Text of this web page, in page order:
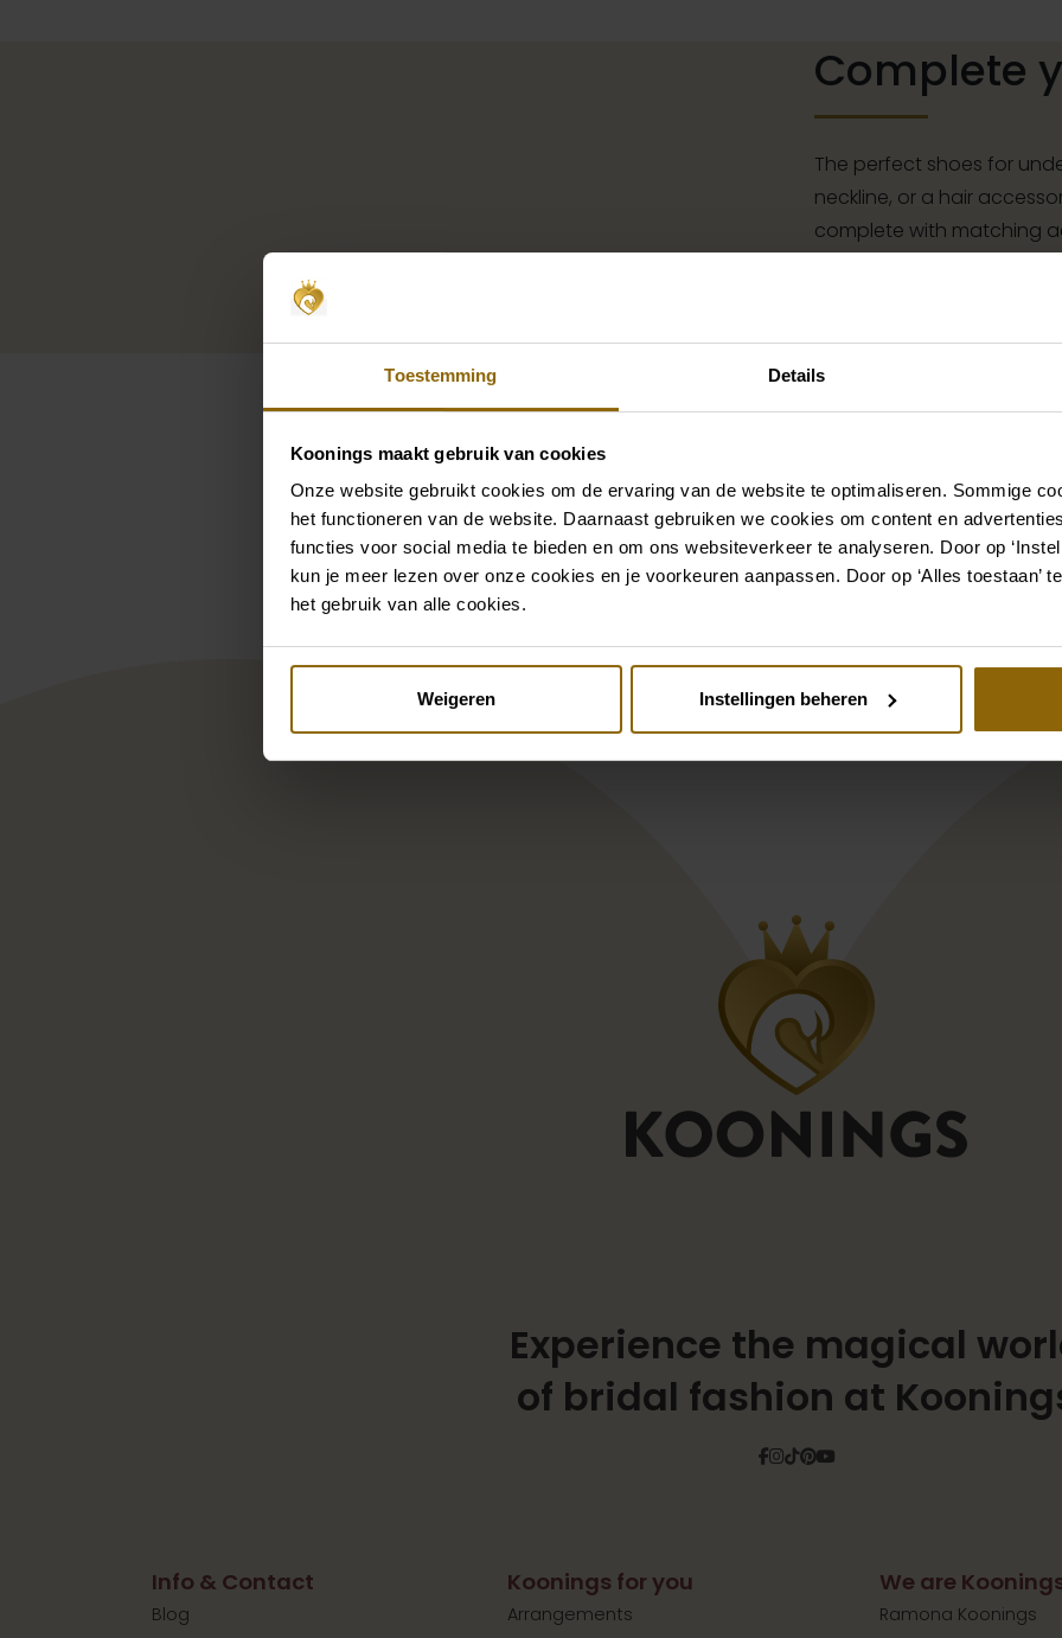
Toestemming Details
Koonings maakt gebruik van cookies
Onze website gebruikt cookies om de ervaring van de website te optimaliseren. Sommige
het functioneren van de website. Daarnaast gebruiken we cookies om content en
functies voor social media te bieden en om ons websiteverkeer te analyseren. Door op
kun je meer lezen over onze cookies en je voorkeuren aanpassen. Door op ‘Alles toestaan’
het gebruik van alle cookies.
Weigeren Instellingen beheren
Complete
The perfect shoes for
neckline, or a hair
complete with matching
Poirier ST-75322 Cardigan | Chiffon
Pinterest
Poirier KB-76050 Ring Pillow and Garter
Pinterest
Poirier T-75403
Experience the magical
of bridal fashion at
Facebook
Instagram
Tiktok
Pinterest
YouTube
Info & Contact
Blog
Koonings for you
Arrangements
We are
Ramona Koonings